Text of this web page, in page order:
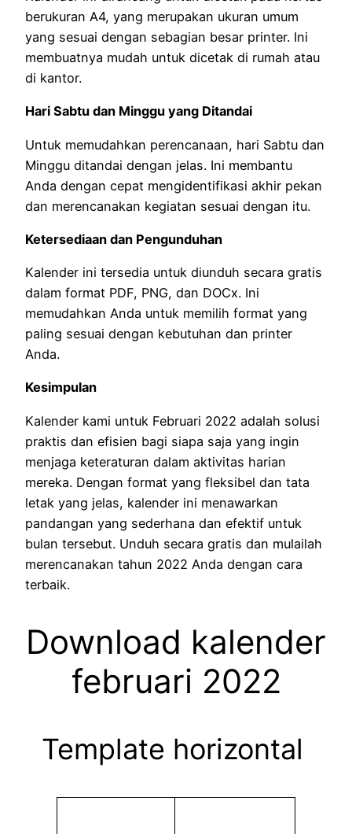
berukuran A4, yang merupakan ukuran umum
yang sesuai dengan sebagian besar printer. Ini
membuatnya mudah untuk dicetak di rumah atau
di kantor.
Hari Sabtu dan Minggu yang Ditandai
Untuk memudahkan perencanaan, hari Sabtu dan
Minggu ditandai dengan jelas. Ini membantu
Anda dengan cepat mengidentifikasi akhir pekan
dan merencanakan kegiatan sesuai dengan itu.
Ketersediaan dan Pengunduhan
Kalender ini tersedia untuk diunduh secara gratis
dalam format PDF, PNG, dan DOCx. Ini
memudahkan Anda untuk memilih format yang
paling sesuai dengan kebutuhan dan printer
Anda.
Kesimpulan
Kalender kami untuk Februari 2022 adalah solusi
praktis dan efisien bagi siapa saja yang ingin
menjaga keteraturan dalam aktivitas harian
mereka. Dengan format yang fleksibel dan tata
letak yang jelas, kalender ini menawarkan
pandangan yang sederhana dan efektif untuk
bulan tersebut. Unduh secara gratis dan mulailah
merencanakan tahun 2022 Anda dengan cara
terbaik.
Download kalender
februari 2022
Template horizontal